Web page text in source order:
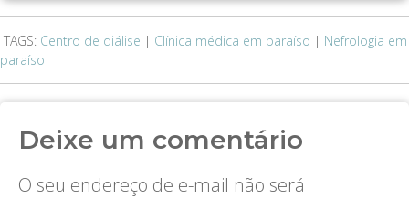
TAGS: Centro de diálise | Clínica médica em paraíso | Nefrologia em
paraíso
Deixe um comentário
O seu endereço de e-mail não será